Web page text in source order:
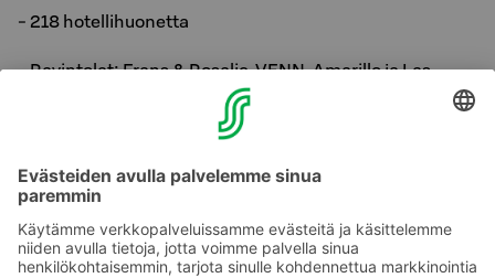
- 218 hotellihuonetta
- Ravintolat: Frans & Rosalie, VENN, Amarillo ja Las
- Meetings & Events -osasto
- 3 asiakas-/tilaussaunaa hotellin 8. kerroksessa
- Kuntosali